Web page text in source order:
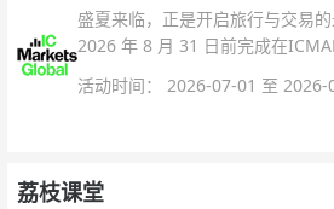
盛夏来临，正是开启旅行与交易
2026 年 8 月 31 日前完成在
活动时间： 2026-07-01 至 2026-
荔枝课堂